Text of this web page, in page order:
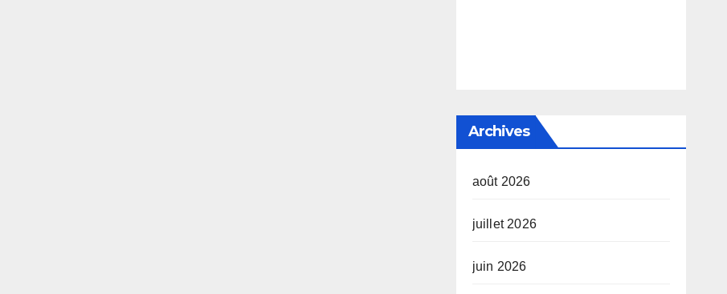
Archives
août 2026
juillet 2026
juin 2026